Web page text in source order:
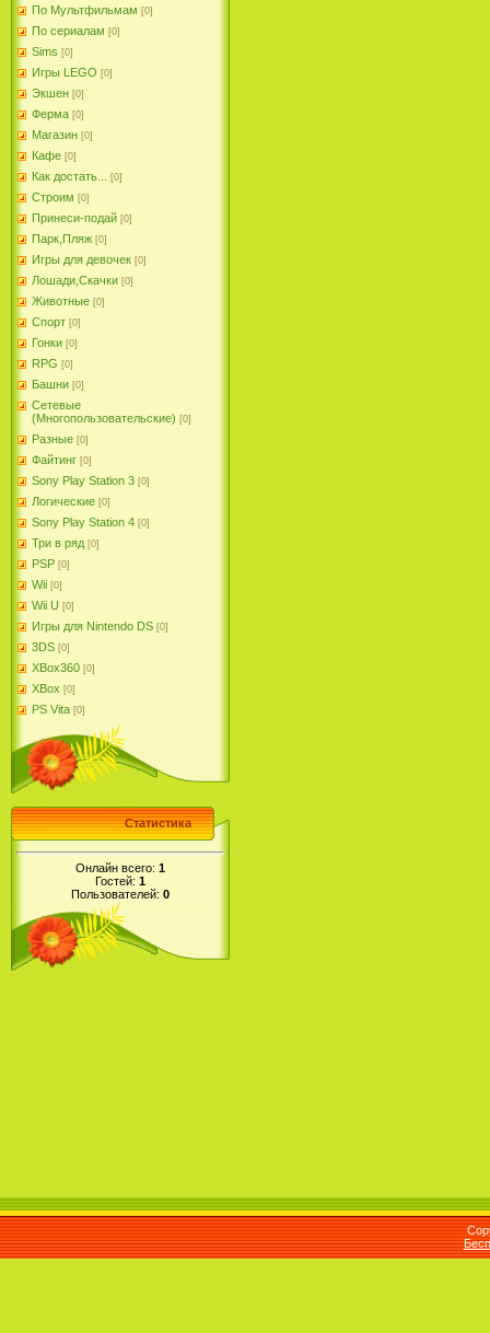
По Мультфильмам [0]
По сериалам [0]
Sims [0]
Игры LEGO [0]
Экшен [0]
Ферма [0]
Магазин [0]
Кафе [0]
Как достать... [0]
Строим [0]
Принеси-подай [0]
Парк,Пляж [0]
Игры для девочек [0]
Лошади,Скачки [0]
Животные [0]
Спорт [0]
Гонки [0]
RPG [0]
Башни [0]
Сетевые
(Многопользовательские) [0]
Разные [0]
Файтинг [0]
Sony Play Station 3 [0]
Логические [0]
Sony Play Station 4 [0]
Три в ряд [0]
PSP [0]
Wii [0]
Wii U [0]
Игры для Nintendo DS [0]
3DS [0]
XBox360 [0]
XBox [0]
PS Vita [0]
Статистика
Онлайн всего: 1
Гостей: 1
Пользователей: 0